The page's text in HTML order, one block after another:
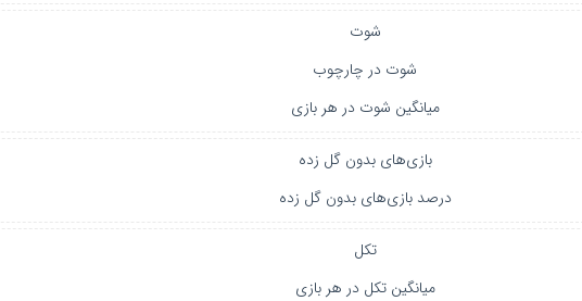
شوت
شوت در چارچوب
میانگین شوت در هر بازی
بازی‌های بدون گل زده
درصد بازی‌های بدون گل زده
تکل
میانگین تکل در هر بازی